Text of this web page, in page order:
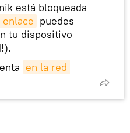
está bloqueada
enlace puedes
tu dispositivo
en la red